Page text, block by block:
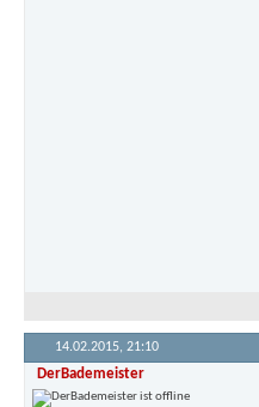
14.02.2015, 21:10
DerBademeister